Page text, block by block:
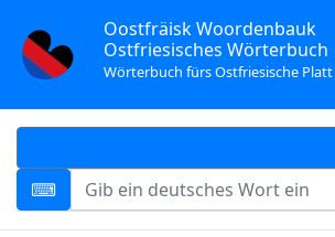
Oostfräisk Woordenbauk
Ostfriesisches Wörterbuch
Wörterbuch fürs Ostfriesische Platt